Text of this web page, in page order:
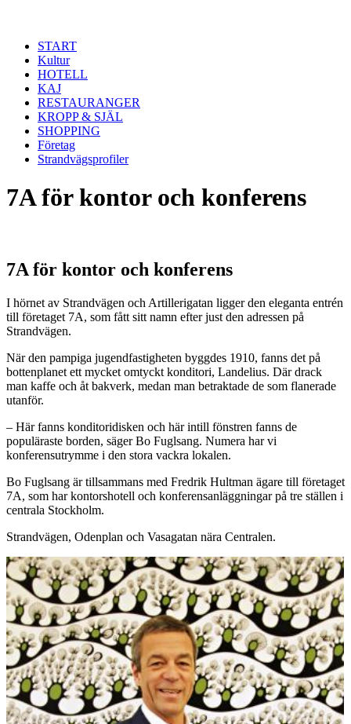
START
Kultur
HOTELL
KAJ
RESTAURANGER
KROPP & SJÄL
SHOPPING
Företag
Strandvägsprofiler
7A för kontor och konferens
7A för kontor och konferens
I hörnet av Strandvägen och Artillerigatan ligger den eleganta entrén
till företaget 7A, som fått sitt namn efter just den adressen på
Strandvägen.
När den pampiga jugendfastigheten byggdes 1910, fanns det på
bottenplanet ett mycket omtyckt konditori, Landelius. Där drack
man kaffe och åt bakverk, medan man betraktade de som flanerade
utanför.
– Här fanns konditoridisken och här intill fönstren fanns de
populäraste borden, säger Bo Fuglsang. Numera har vi
konferensutrymme i den stora vackra lokalen.
Bo Fuglsang är tillsammans med Fredrik Hultman ägare till företaget
7A, som har kontorshotell och konferensanläggningar på tre ställen i
centrala Stockholm.
Strandvägen, Odenplan och Vasagatan nära Centralen.